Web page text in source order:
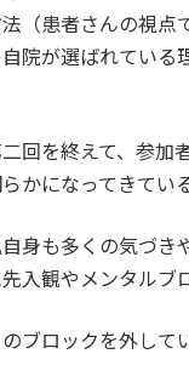
（患者さんの視点
自院が選ばれている
回を終えて、参加
かになってきてい
身も多くの気づき
先入観やメンタルブ
のブロックを外して